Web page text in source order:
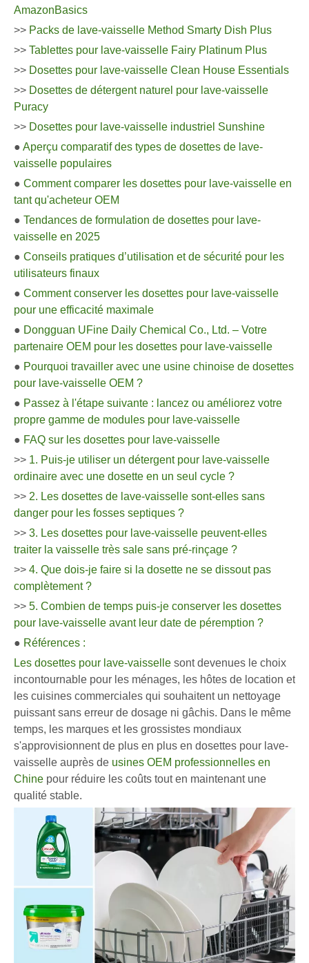
AmazonBasics
>> Packs de lave-vaisselle Method Smarty Dish Plus
>> Tablettes pour lave-vaisselle Fairy Platinum Plus
>> Dosettes pour lave-vaisselle Clean House Essentials
>> Dosettes de détergent naturel pour lave-vaisselle
Puracy
>> Dosettes pour lave-vaisselle industriel Sunshine
● Aperçu comparatif des types de dosettes de lave-
vaisselle populaires
● Comment comparer les dosettes pour lave-vaisselle en
tant qu'acheteur OEM
● Tendances de formulation de dosettes pour lave-
vaisselle en 2025
● Conseils pratiques d’utilisation et de sécurité pour les
utilisateurs finaux
● Comment conserver les dosettes pour lave-vaisselle
pour une efficacité maximale
● Dongguan UFine Daily Chemical Co., Ltd. – Votre
partenaire OEM pour les dosettes pour lave-vaisselle
● Pourquoi travailler avec une usine chinoise de dosettes
pour lave-vaisselle OEM ?
● Passez à l'étape suivante : lancez ou améliorez votre
propre gamme de modules pour lave-vaisselle
● FAQ sur les dosettes pour lave-vaisselle
>> 1. Puis-je utiliser un détergent pour lave-vaisselle
ordinaire avec une dosette en un seul cycle ?
>> 2. Les dosettes de lave-vaisselle sont-elles sans
danger pour les fosses septiques ?
>> 3. Les dosettes pour lave-vaisselle peuvent-elles
traiter la vaisselle très sale sans pré-rinçage ?
>> 4. Que dois-je faire si la dosette ne se dissout pas
complètement ?
>> 5. Combien de temps puis-je conserver les dosettes
pour lave-vaisselle avant leur date de péremption ?
● Références :
Les dosettes pour lave-vaisselle sont devenues le choix
incontournable pour les ménages, les hôtes de location et
les cuisines commerciales qui souhaitent un nettoyage
puissant sans erreur de dosage ni gâchis. Dans le même
temps, les marques et les grossistes mondiaux
s'approvisionnent de plus en plus en dosettes pour lave-
vaisselle auprès de usines OEM professionnelles en
Chine pour réduire les coûts tout en maintenant une
qualité stable.